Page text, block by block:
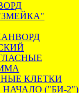
КЛЕТКИ
("БИ-2")